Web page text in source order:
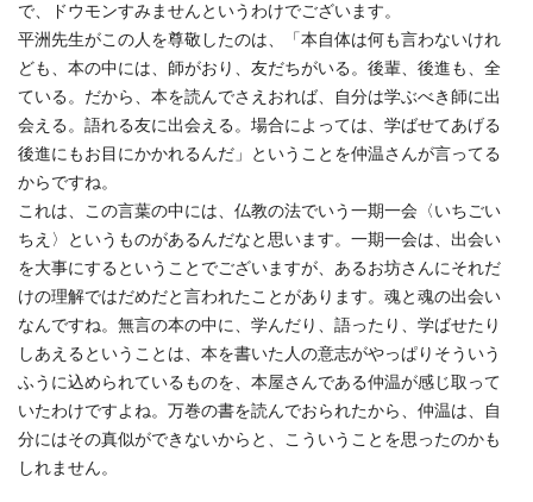
で、ドウモンすみませんというわけでございます。
平洲先生がこの人を尊敬したのは、「本自体は何も言わないけれ
ども、本の中には、師がおり、友だちがいる。後輩、後進も、全
ている。だから、本を読んでさえおれば、自分は学ぶべき師に出
会える。語れる友に出会える。場合によっては、学ばせてあげる
後進にもお目にかかれるんだ」ということを仲温さんが言ってる
からですね。
これは、この言葉の中には、仏教の法でいう一期一会〈いちごい
ちえ〉というものがあるんだなと思います。一期一会は、出会い
を大事にするということでございますが、あるお坊さんにそれだ
けの理解ではだめだと言われたことがあります。魂と魂の出会い
なんですね。無言の本の中に、学んだり、語ったり、学ばせたり
しあえるということは、本を書いた人の意志がやっぱりそういう
ふうに込められているものを、本屋さんである仲温が感じ取って
いたわけですよね。万巻の書を読んでおられたから、仲温は、自
分にはその真似ができないからと、こういうことを思ったのかも
しれません。